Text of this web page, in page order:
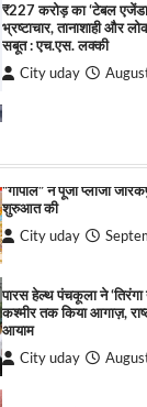
₹227 करोड़ का ‘टेबल एजेंडा
भ्रष्टाचार, तानाशाही और
सबूत : एच.एस. लक्की
City uday
“वोकल फॉर लोकल” से
का बढ़ता कदम, 12 से 15
भव्य भारत व्यापार महोत्सव :
City uday
सोलर एनर्जी वेंडर्स
परियोजनाओं की बाधाओं को
और एमएनआरई के उच्च
राहुल गाँधी ने खाई है
की कसम: देवशाली
City uday
“गोपाल” ने पूजा प्लाजा
शुरुआत की
City uday
पारस हेल्थ पंचकूला ने ‘तिरंगा
कश्मीर तक किया आगाज़,
आयाम
City uday